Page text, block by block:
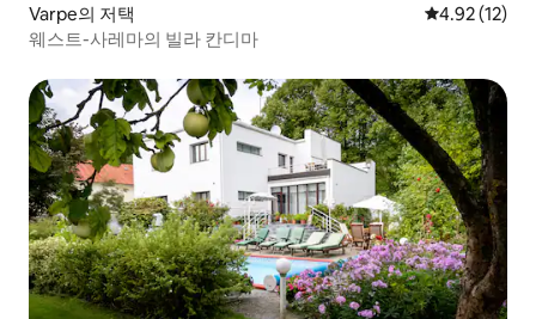
Varpe의 저택 평점 4.92점
4.92 (12)
웨스트-사레마의 빌라 칸디마